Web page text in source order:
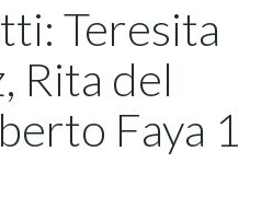
Teresita
Rita del
Faya 1